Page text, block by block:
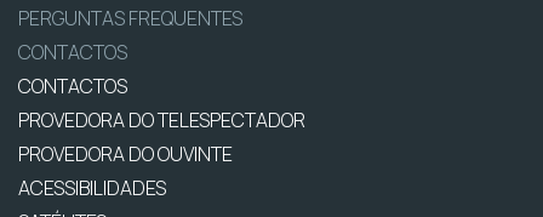
PERGUNTAS FREQUENTES
CONTACTOS
CONTACTOS
PROVEDORA DO TELESPECTADOR
PROVEDORA DO OUVINTE
ACESSIBILIDADES